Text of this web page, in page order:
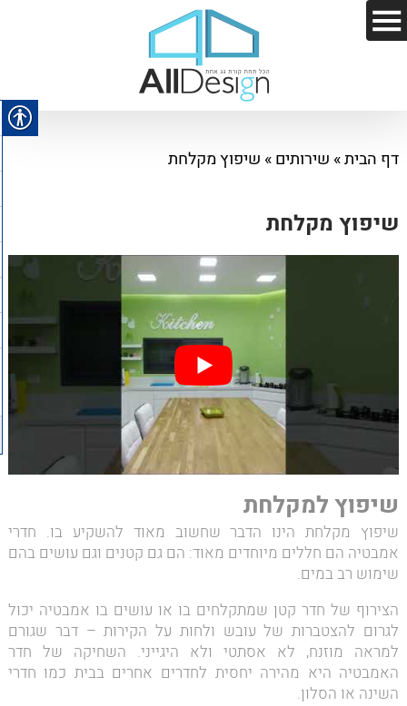
דף הבית» שירותים» שיפוץ מקלחת
שיפוץ מקלחת
שיפוץ למקלחת
שיפוץ מקלחת הינו הדבר שחשוב מאוד להשקיע בו. חדרי
אמבטיה הם חללים מיוחדים מאוד: הם גם קטנים וגם עושים בהם
שימוש רב במים.
הצירוף של חדר קטן שמתקלחים בו או עושים בו אמבטיה יכול
לגרום להצטברות של עובש ולחות על הקירות – דבר שגורם
למראה מוזנח, לא אסתטי ולא היגייני. השחיקה של חדר
האמבטיה היא מהירה יחסית לחדרים אחרים בבית כמו חדרי
השינה או הסלון.